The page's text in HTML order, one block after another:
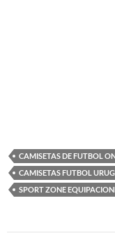
CAMISETAS DE FUTBOL
CAMISETAS FUTBOL
SPORT ZONE